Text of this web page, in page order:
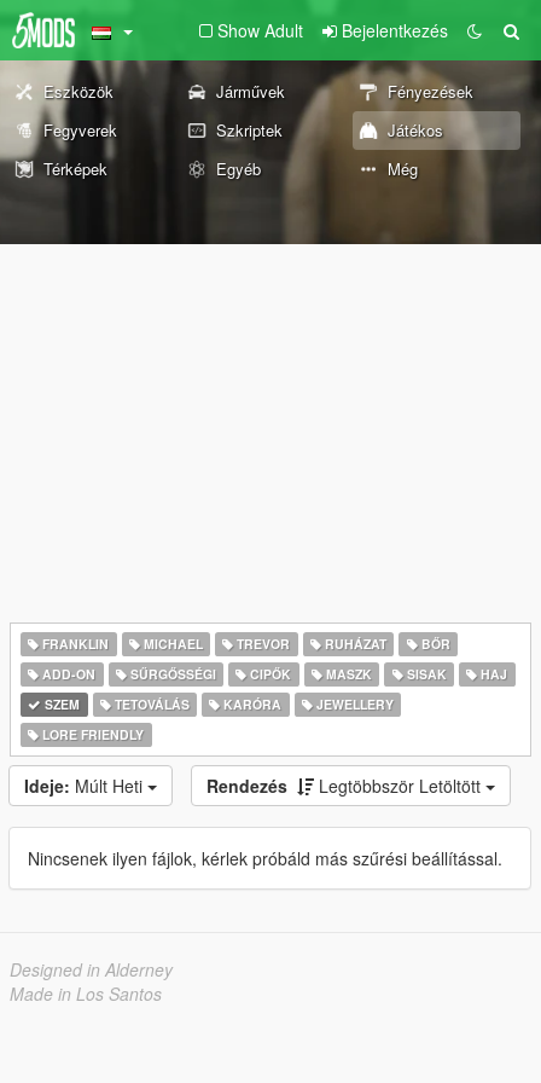
Show Adult Bejelentkezés
Eszközök Járművek
Fényezések
Fegyverek
Szkriptek
Játékos
Térképek
Egyéb Még
FRANKLIN MICHAEL TREVOR RUHÁZAT
BŐR
ADD-ON
SŰRGŐSSÉGI CIPŐK MASZK SISAK
HAJ
SZEM
TETOVÁLÁS KARÓRA
JEWELLERY
LORE FRIENDLY
Ideje: Múlt Heti Rendezés Legtöbbször Letöltött
Nincsenek ilyen fájlok, kérlek próbáld más szűrési beállítással.
Designed in Alderney
Made in Los Santos